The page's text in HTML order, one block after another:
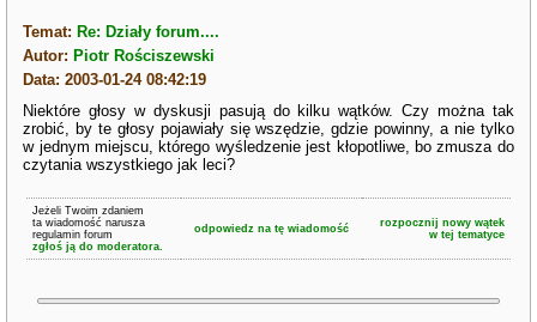
Temat: Re: Działy forum....
Autor: Piotr Rościszewski
Data: 2003-01-24 08:42:19
Niektóre głosy w dyskusji pasują do kilku wątków. Czy można tak
zrobić, by te głosy pojawiały się wszędzie, gdzie powinny, a nie tylko
w jednym miejscu, którego wyśledzenie jest kłopotliwe, bo zmusza do
czytania wszystkiego jak leci?
Jeżeli Twoim zdaniem
ta wiadomość narusza
regulamin forum
zgłoś ją do moderatora.
odpowiedz na tę wiadomość
rozpocznij nowy wątek
w tej tematyce